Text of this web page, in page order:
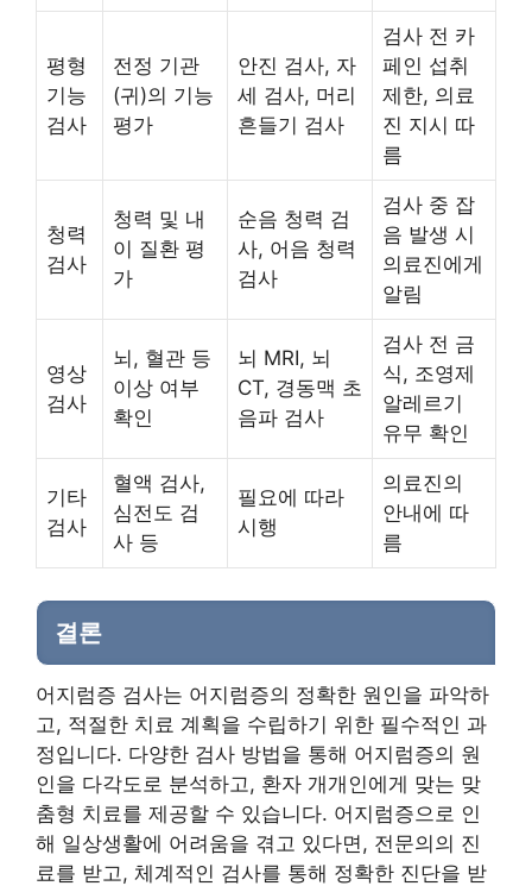
평형
기능
검사
전정 기관
(귀)의 기능
평가
안진 검사, 자
세 검사, 머리
흔들기 검사
검사 전 카
페인 섭취
제한, 의료
진 지시 따
름
청력
검사
청력 및 내
이 질환 평
가
순음 청력 검
사, 어음 청력
검사
검사 중 잡
음 발생 시
의료진에게
알림
영상
검사
뇌, 혈관 등
이상 여부
확인
뇌 MRI, 뇌
CT, 경동맥 초
음파 검사
검사 전 금
식, 조영제
알레르기
유무 확인
기타
검사
혈액 검사,
심전도 검
사 등
필요에 따라
시행
의료진의
안내에 따
름
결론
어지럼증 검사는 어지럼증의 정확한 원인을 파악하
고, 적절한 치료 계획을 수립하기 위한 필수적인 과
정입니다. 다양한 검사 방법을 통해 어지럼증의 원
인을 다각도로 분석하고, 환자 개개인에게 맞는 맞
춤형 치료를 제공할 수 있습니다. 어지럼증으로 인
해 일상생활에 어려움을 겪고 있다면, 전문의의 진
료를 받고, 체계적인 검사를 통해 정확한 진단을 받